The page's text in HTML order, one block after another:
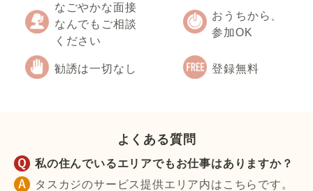
なごやかな面接
なんでもご相談
ください
おうちから、
参加OK
勧誘は一切なし 登録無料
よくある質問
私の住んでいるエリアでもお仕事はありますか？
タスカジのサービス提供エリア内はこちらです。